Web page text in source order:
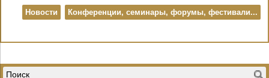
Конференции, семинары, форумы, фестивали...
Новости